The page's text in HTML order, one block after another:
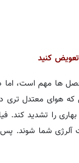
ها مهم است،
که هوای معتدل
را تشدید کند.
شما شوند. پس